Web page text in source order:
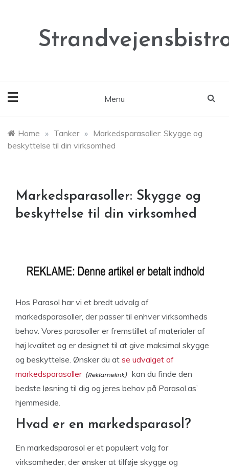
Menu
Home » Tanker » Markedsparasoller: Skygge og
beskyttelse til din virksomhed
Markedsparasoller: Skygge og
beskyttelse til din virksomhed
Hos Parasol har vi et bredt udvalg af
markedsparasoller, der passer til enhver virksomheds
behov. Vores parasoller er fremstillet af materialer af
høj kvalitet og er designet til at give maksimal skygge
og beskyttelse. Ønsker du at se udvalget af
markedsparasoller
kan du finde den
bedste løsning til dig og jeres behov på Parasol.as’
hjemmeside.
Hvad er en markedsparasol?
En markedsparasol er et populært valg for
virksomheder, der ønsker at tilføje skygge og